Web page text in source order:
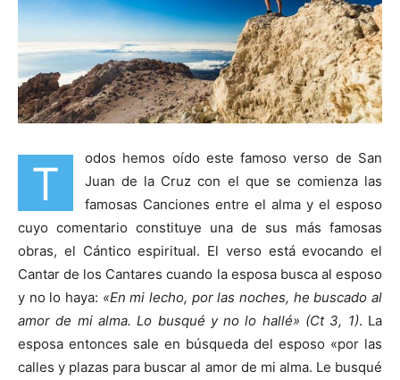
T
odos hemos oído este famoso verso de San
Juan de la Cruz con el que se comienza las
famosas Canciones entre el alma y el esposo
cuyo comentario constituye una de sus más famosas
obras, el Cántico espiritual. El verso está evocando el
Cantar de los Cantares cuando la esposa busca al esposo
y no lo haya: «En mi lecho, por las noches, he buscado al
amor de mi alma. Lo busqué y no lo hallé» (Ct 3, 1). La
esposa entonces sale en búsqueda del esposo «por las
calles y plazas para buscar al amor de mi alma. Le busqué